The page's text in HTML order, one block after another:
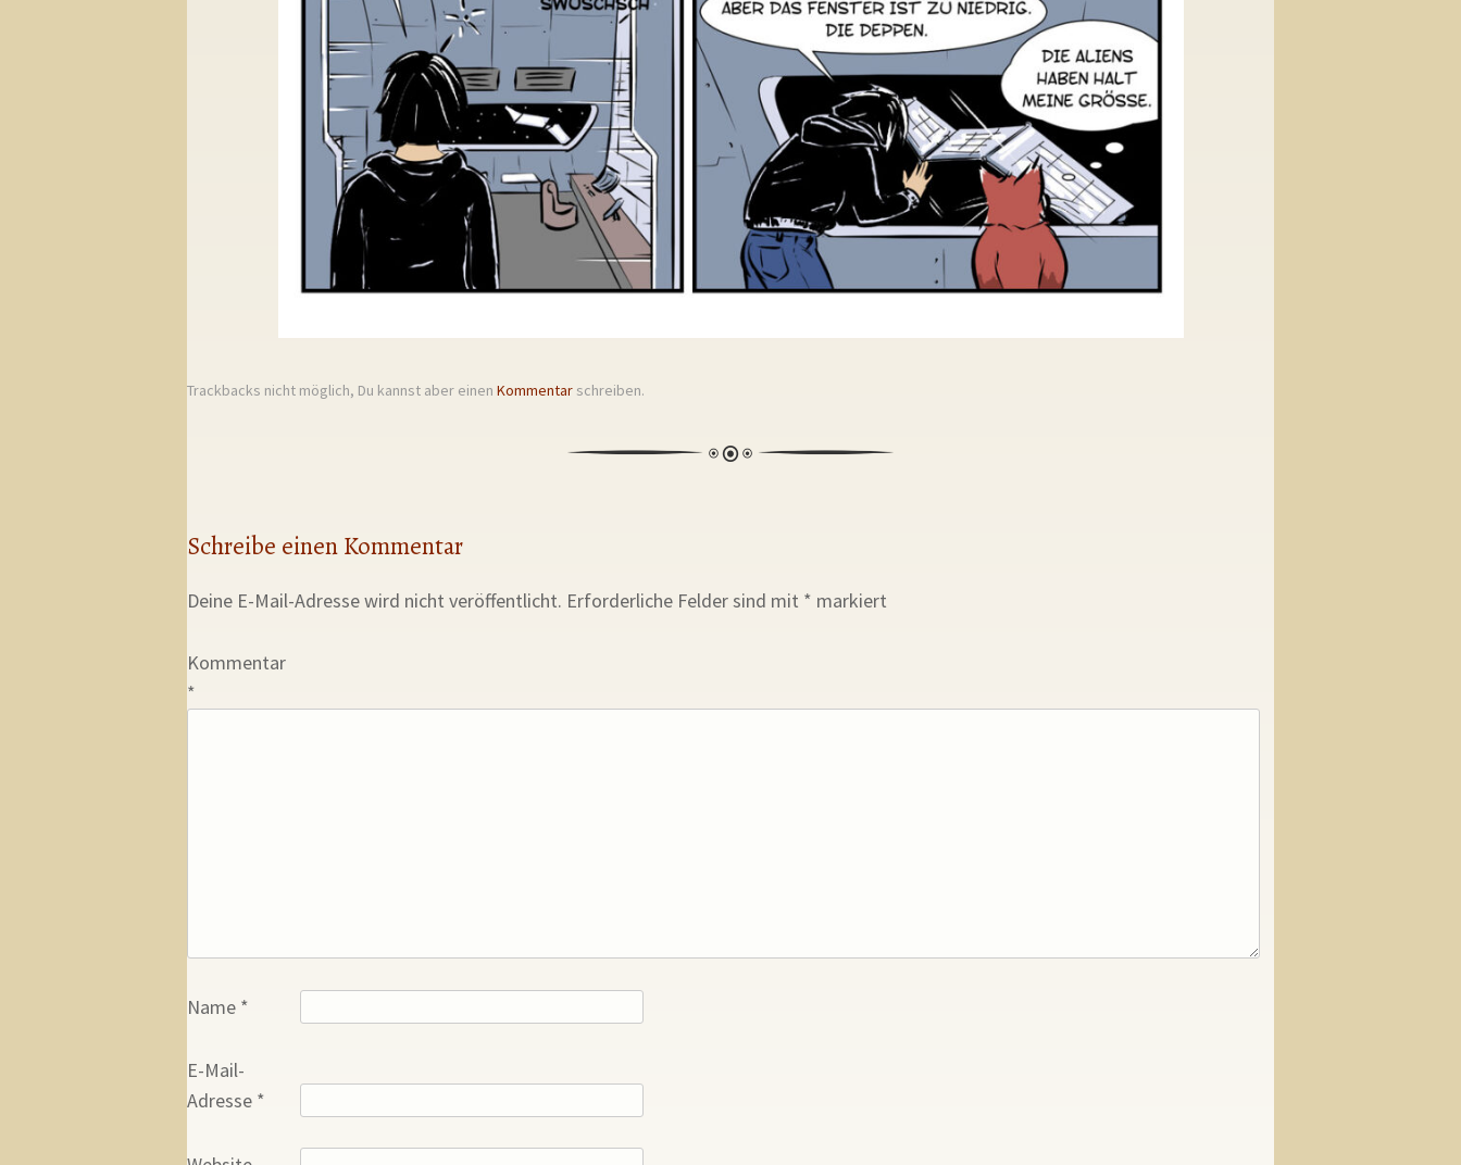
Trackbacks nicht möglich, Du kannst aber einen Kommentar schreiben.
Schreibe einen Kommentar
Deine E-Mail-Adresse wird nicht veröffentlicht. Erforderliche Felder sind mit * markiert
Kommentar
*
Name *
E-Mail-
Adresse *